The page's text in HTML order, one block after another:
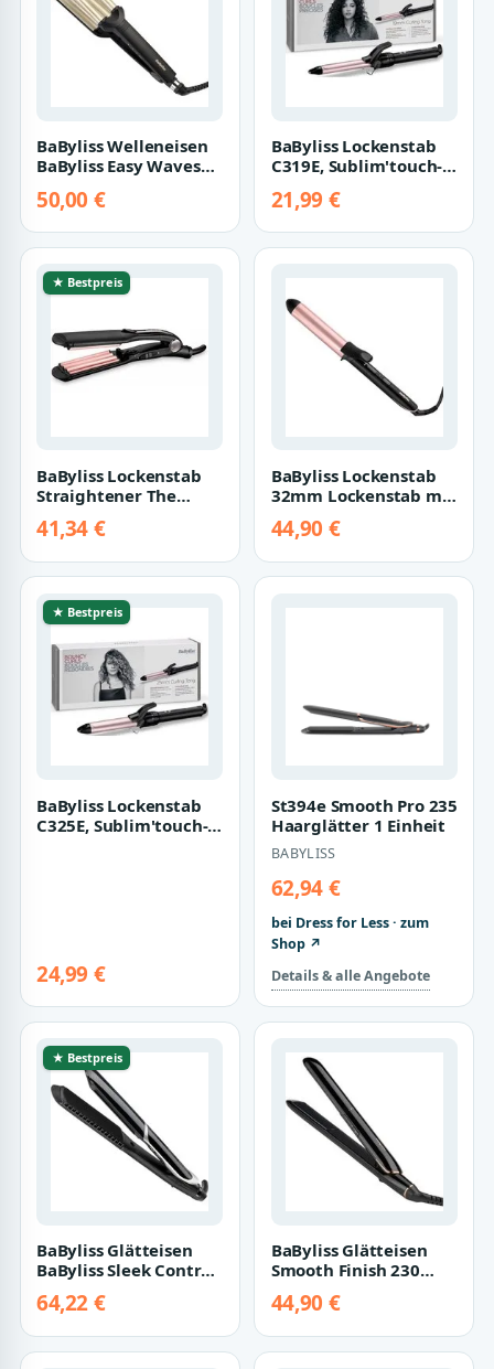
BaByliss Welleneisen
BaByliss Easy Waves
Keramik…
50,00 €
BaByliss Lockenstab
C319E, Sublim'touch-
mit Klammer
21,99 €
★ Bestpreis
BaByliss Lockenstab
Straightener The
pink (2165CE)
41,34 €
BaByliss Lockenstab
32mm Lockenstab mit
Locken/Welle…
44,90 €
★ Bestpreis
BaByliss Lockenstab
C325E, Sublim'touch-
24,99 €
St394e Smooth Pro 235
Haarglätter 1 Einheit
BABYLISS
62,94 €
bei Dress for Less · zum
Shop ↗
Details & alle Angebote
★ Bestpreis
BaByliss Glätteisen
BaByliss Sleek Control
Wide Glätteisen extra
breit…
64,22 €
BaByliss Glätteisen
Smooth Finish 230
Glätteisen Profi-
Haarglätter, ST…
44,90 €